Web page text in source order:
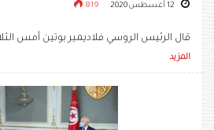
819
قال الرئيس الروسي فلاديمير بوتين أمس
المزيد